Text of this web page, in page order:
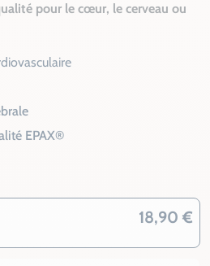
pour le cœur, le cerveau ou
EPAX®
18,90 €